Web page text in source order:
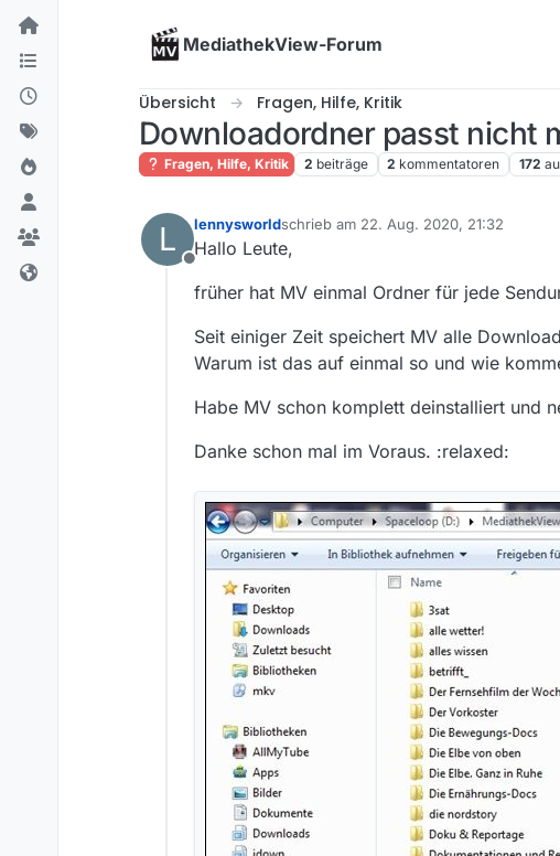
Skip to content
MediathekView-Forum
Übersicht Fragen, Hilfe, Kritik
Downloadordner passt nicht
Fragen, Hilfe, Kritik 2 beiträge 2 kommentatoren 172
L
Offline
lennysworldschrieb am 22. Aug. 2020, 21:32
zuletzt editiert von
Hallo Leute,
früher hat MV einmal Ordner für jede
Seit einiger Zeit speichert MV alle
Warum ist das auf einmal so und wie
Habe MV schon komplett deinstalliert und
Danke schon mal im Voraus. :relaxed: